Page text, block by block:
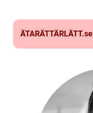
ÄTARÄTTÄRLÄTT.se